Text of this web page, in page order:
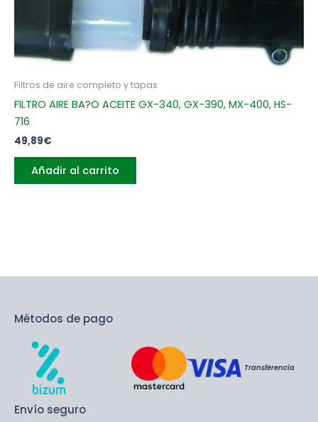
Filtros de aire completo y tapas
FILTRO AIRE BA?O ACEITE GX-340, GX-390, MX-400, HS-
716
49,89€
Añadir al carrito
Métodos de pago
Transferencia
Envío seguro